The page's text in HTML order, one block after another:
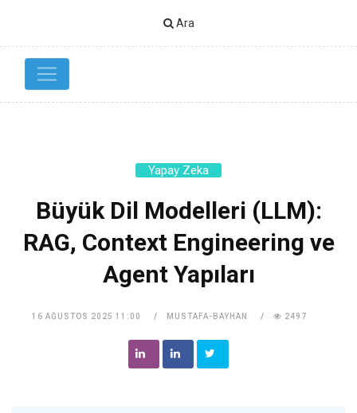
Ara
Yapay Zeka
Büyük Dil Modelleri (LLM):
RAG, Context Engineering ve
Agent Yapıları
16 AĞUSTOS 2025 11:00 MUSTAFA-BAYHAN 2497